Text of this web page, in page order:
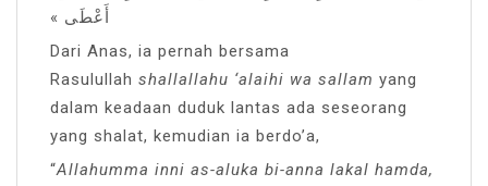
أَعْطَى »
Dari Anas, ia pernah bersama
Rasulullah shallallahu ‘alaihi wa sallam yang
dalam keadaan duduk lantas ada seseorang
yang shalat, kemudian ia berdo’a,
“Allahumma inni as-aluka bi-anna lakal hamda,